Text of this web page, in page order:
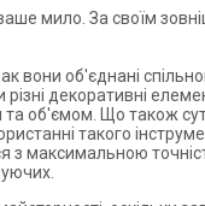
мило. За своїм
вони об'єднані
декоративні
об'ємом. Що також
такого
з максимальною